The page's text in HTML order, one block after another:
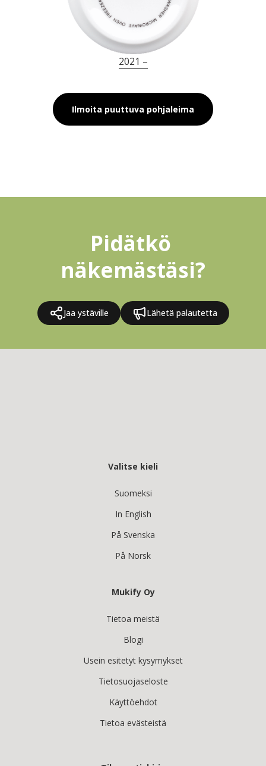
2021 –
Ilmoita puuttuva pohjaleima
Pidätkö
näkemästäsi?
Jaa ystäville Lähetä palautetta
Valitse kieli
Suomeksi
In English
På Svenska
På Norsk
Mukify Oy
Tietoa meistä
Blogi
Usein esitetyt kysymykset
Tietosuojaseloste
Käyttöehdot
Tietoa evästeistä